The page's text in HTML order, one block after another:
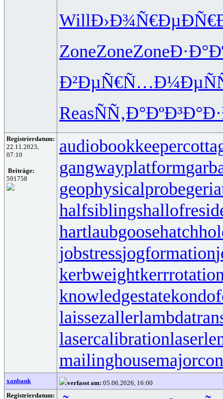
WillÐ›Ð¾Ñ€Ðµ
ZoneZoneZone
Ð²ÐµÑ€Ñ…
ReasÑÑ‚Ð°Ðº
Registrierdatum:
22.11.2023,
07:10
Beiträge:
591758
audiobookkeeper
gangwayplatform
geophysicalprobe
halfsiblings
hartlaubgoose
jobstressjogformation
kerbweight
knowledgestate
laissezaller
lasercalibration
mailinghouse
xanbank verfasst am: 05.06.2026, 16:00
Registrierdatum: